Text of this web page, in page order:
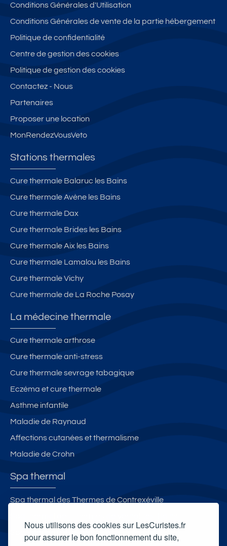
Nous utilisons des cookies sur LesCuristes.fr
pour assurer le bon fonctionnement du site,
Conditions Générales d'Utilisation
Conditions Générales de vente de la partie hébergement
Politique de confidentialité
Centre de gestion des cookies
Politique de gestion des cookies
Contactez - Nous
Partenaires
Proposer une location
MonRendezVousVeto
Stations thermales
Cure thermale Balaruc les Bains
Cure thermale Avène les Bains
Cure thermale Dax
Cure thermale Brides les Bains
Cure thermale Aix les Bains
Cure thermale Lamalou les Bains
Cure thermale Vichy
Cure thermale de La Roche Posay
La médecine thermale
Cure thermale arthrose
Cure thermale anti-stress
Cure thermale sevrage tabagique
Eczéma et cure thermale
Asthme infantile
Maladie de Raynaud
Affections cutanées et thermalisme
Maladie de Crohn
Spa thermal
Spa thermal des Thermes de Contrexéville